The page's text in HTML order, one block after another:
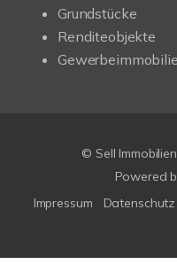
Grundstücke
Renditeobjekte
© Sell
Powered
Impressum
Datenschutz